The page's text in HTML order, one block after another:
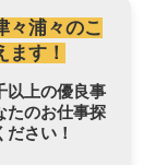
々浦々のこ
す！
以上の優良事
たのお仕事探
さい！